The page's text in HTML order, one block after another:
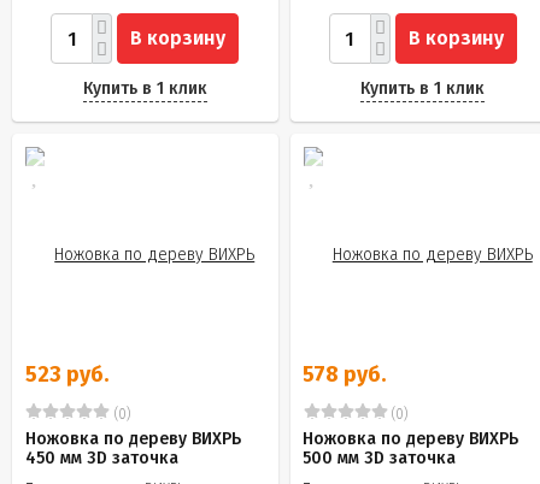
В корзину
Купить в 1 клик
В корзину
Купить в 1 клик
523 руб.
(0)
Ножовка по дереву ВИХРЬ
450 мм 3D заточка
578 руб.
(0)
Ножовка по дереву ВИХРЬ
500 мм 3D заточка